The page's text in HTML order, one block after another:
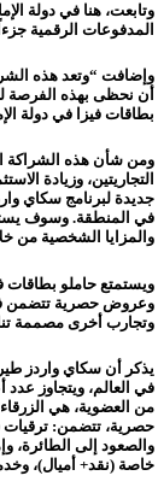
المدفوعات الرقمية
وإضافت “وتعد هذه
أن نحظى بهذه الفرصة
بطاقات فيزا في دولة
ومن شأن هذه الشراكة
التجاريتين، وزيادة
جديدة لبرنامج سكاي
في المنطقة. وسوف
والمزايا الشخصية من
ويستمتع حاملو بطاقات
وعروض حصرية تتضمن
وتجارب أخرى مصممة
يذكر أن سكاي واردز
من العضوية، هي الزرقاء
حصرية، تتضمن: ترقيات
والصعود إلى الطائرة،
خاصة (نقد+ أميال)،